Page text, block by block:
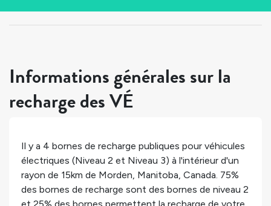
Informations générales sur la
recharge des VÉ
Il y a 4 bornes de recharge publiques pour véhicules
électriques (Niveau 2 et Niveau 3) à l'intérieur d'un
rayon de 15km de Morden, Manitoba, Canada. 75%
des bornes de recharge sont des bornes de niveau 2